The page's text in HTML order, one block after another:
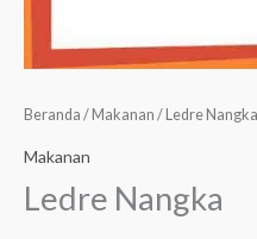
Beranda / Makanan / Ledre Nangka
Makanan
Ledre Nangka